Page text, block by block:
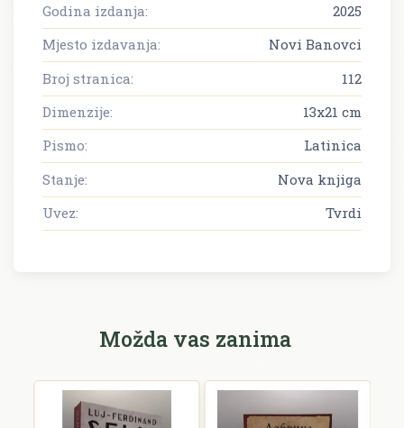
Godina izdanja:
2025
Mjesto izdavanja:
Novi Banovci
Broj stranica:
112
Dimenzije:
13x21 cm
Pismo:
Latinica
Stanje:
Nova knjiga
Uvez:
Tvrdi
Možda vas zanima